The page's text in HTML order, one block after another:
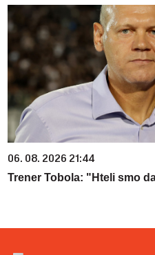
06. 08. 2026 21:44
Trener Tobola: "Hteli smo